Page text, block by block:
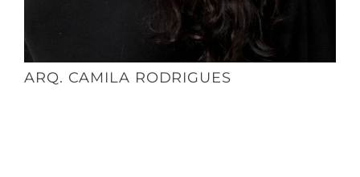
ARQ. CAMILA RODRIGUES